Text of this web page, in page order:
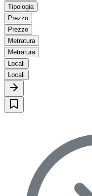
Tipologia
Prezzo
Prezzo
Metratura
Metratura
Locali
Locali